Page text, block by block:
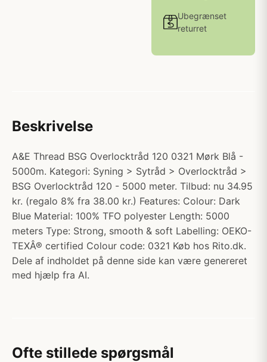
Ubegrænset
returret
Beskrivelse
A&E Thread BSG Overlocktråd 120 0321 Mørk Blå -
5000m. Kategori: Syning > Sytråd > Overlocktråd >
BSG Overlocktråd 120 - 5000 meter. Tilbud: nu 34.95
kr. (regalo 8% fra 38.00 kr.) Features: Colour: Dark
Blue Material: 100% TFO polyester Length: 5000
meters Type: Strong, smooth & soft Labelling: OEKO-
TEXÂ® certified Colour code: 0321 Køb hos Rito.dk.
Dele af indholdet på denne side kan være genereret
med hjælp fra AI.
Ofte stillede spørgsmål